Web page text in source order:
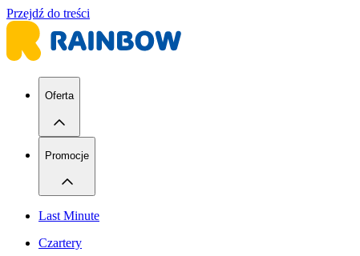
Przejdź do treści
Oferta
Promocje
Last Minute
Czartery